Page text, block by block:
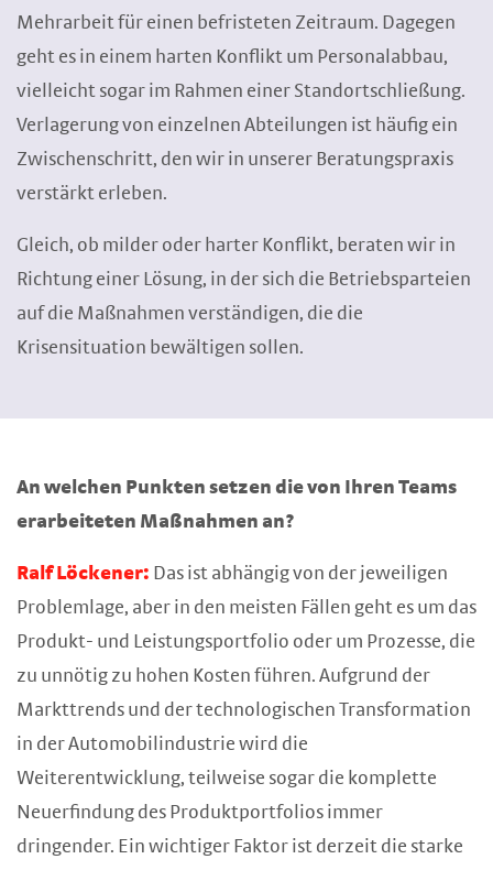
Mehrarbeit für einen befristeten Zeitraum. Dagegen
geht es in einem harten Konflikt um Personalabbau,
vielleicht sogar im Rahmen einer Standortschließung.
Verlagerung von einzelnen Abteilungen ist häufig ein
Zwischenschritt, den wir in unserer Beratungspraxis
verstärkt erleben.
Gleich, ob milder oder harter Konflikt, beraten wir in
Richtung einer Lösung, in der sich die Betriebsparteien
auf die Maßnahmen verständigen, die die
Krisensituation bewältigen sollen.
An welchen Punkten setzen die von Ihren Teams
erarbeiteten Maßnahmen an?
Ralf Löckener: Das ist abhängig von der jeweiligen
Problemlage, aber in den meisten Fällen geht es um das
Produkt- und Leistungsportfolio oder um Prozesse, die
zu unnötig zu hohen Kosten führen. Aufgrund der
Markttrends und der technologischen Transformation
in der Automobilindustrie wird die
Weiterentwicklung, teilweise sogar die komplette
Neuerfindung des Produktportfolios immer
dringender. Ein wichtiger Faktor ist derzeit die starke